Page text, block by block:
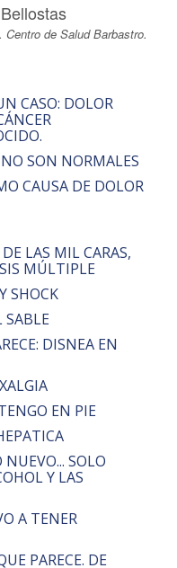
de Salud Barbastro.
CASO: DOLOR
SON NORMALES
CAUSA DE DOLOR
LAS MIL CARAS,
MÚLTIPLE
SHOCK
SABLE
DISNEA EN
EN PIE
SOLO
Y LAS
A TENER
PARECE. DE